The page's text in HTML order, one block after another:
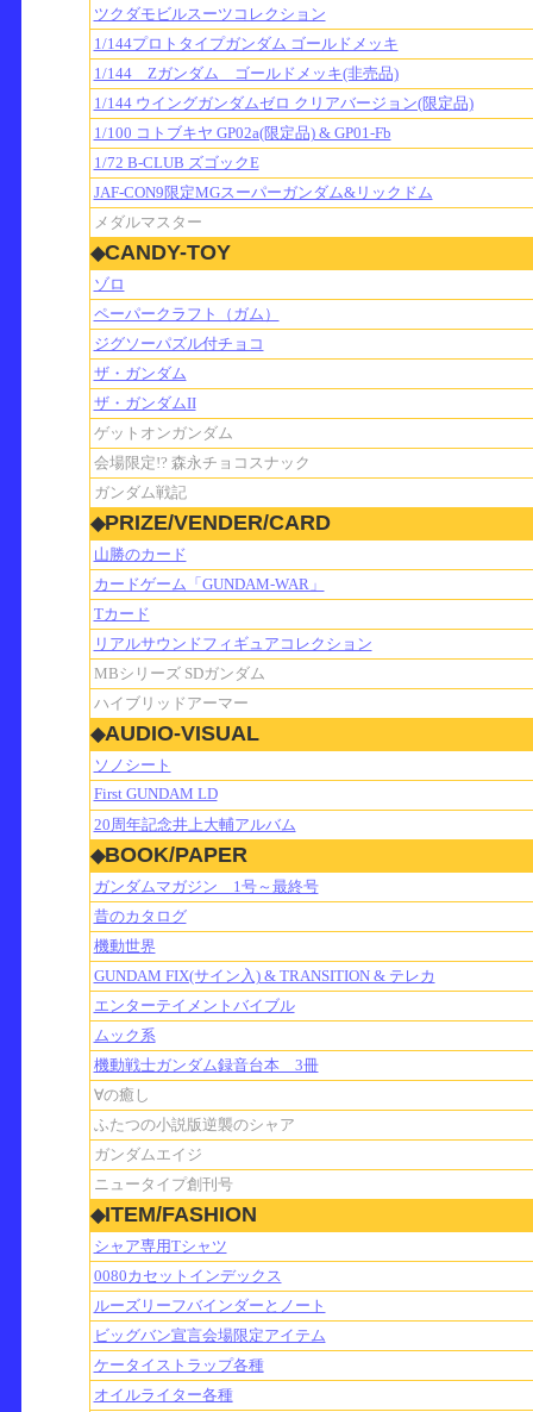
ツクダモビルスーツコレクション
1/144プロトタイプガンダム ゴールドメッキ
1/144 Zガンダム ゴールドメッキ(非売品)
1/144 ウイングガンダムゼロ クリアバージョン(限定品)
1/100 コトブキヤ GP02a(限定品) & GP01-Fb
1/72 B-CLUB ズゴックE
JAF-CON9限定MGスーパーガンダム&リックドム
メダルマスター
◆CANDY-TOY
ゾロ
ペーパークラフト（ガム）
ジグソーパズル付チョコ
ザ・ガンダム
ザ・ガンダムII
ゲットオンガンダム
会場限定!? 森永チョコスナック
ガンダム戦記
◆PRIZE/VENDER/CARD
山勝のカード
カードゲーム「GUNDAM-WAR」
Tカード
リアルサウンドフィギュアコレクション
MBシリーズ SDガンダム
ハイブリッドアーマー
◆AUDIO-VISUAL
ソノシート
First GUNDAM LD
20周年記念井上大輔アルバム
◆BOOK/PAPER
ガンダムマガジン 1号～最終号
昔のカタログ
機動世界
GUNDAM FIX(サイン入) & TRANSITION & テレカ
エンターテイメントバイブル
ムック系
機動戦士ガンダム録音台本 3冊
∀の癒し
ふたつの小説版逆襲のシャア
ガンダムエイジ
ニュータイプ創刊号
◆ITEM/FASHION
シャア専用Tシャツ
0080カセットインデックス
ルーズリーフバインダーとノート
ビッグバン宣言会場限定アイテム
ケータイストラップ各種
オイルライター各種